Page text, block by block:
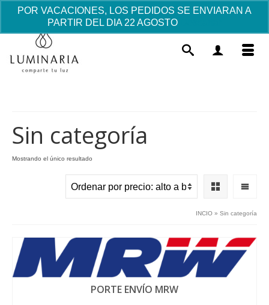
POR VACACIONES, LOS PEDIDOS SE ENVIARAN A
PARTIR DEL DIA 22 AGOSTO
Sin categoría
Mostrando el único resultado
INCIO » Sin categoría
PORTE ENVÍO MRW
Set de postizos photocall fiesta
infantil Comunión - Pirata 12 pcs
+ AÑADIR